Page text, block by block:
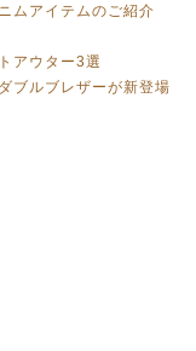
ムアイテムのご紹介
アウター3選
ブルブレザーが新登場